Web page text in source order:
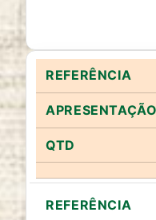
Cookie Consent
Name:
Purpose:
Este cookie
consentimento
1 year